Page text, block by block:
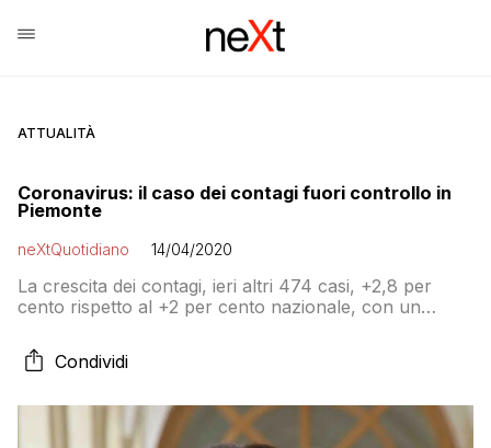
ATTUALITÀ
Coronavirus: il caso dei contagi fuori controllo in
Piemonte
neXtQuotidiano 14/04/2020
La crescita dei contagi, ieri altri 474 casi, +2,8 per
cento rispetto al +2 per cento nazionale, con un
toccato un tasso giornaliero del 6 per cento nella
prima settimana di aprile, scendendo al 4 per cento
Condividi